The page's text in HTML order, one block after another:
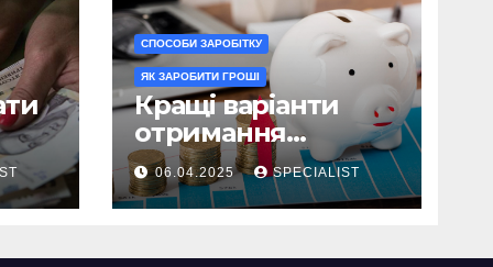
СПОСОБИ ЗАРОБІТКУ
ЯК ЗАРОБИТИ ГРОШІ
Кращі варіанти
отримання
пасивного доходу
та інвестування у
2025 році
06.04.2025 SPECIALIST